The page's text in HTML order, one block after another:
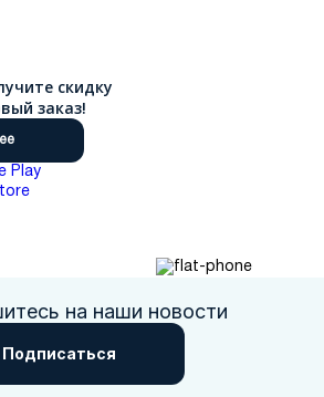
скидку
заказ!
на наши новости
Подписаться